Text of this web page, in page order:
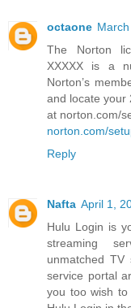
octaone
The Norton
XXXXX is a
Norton’s
and locate your
at norton.com/
norton.com/
Reply
Nafta April 1,
Hulu Login is
streaming
unmatched TV
service portal
you too wish